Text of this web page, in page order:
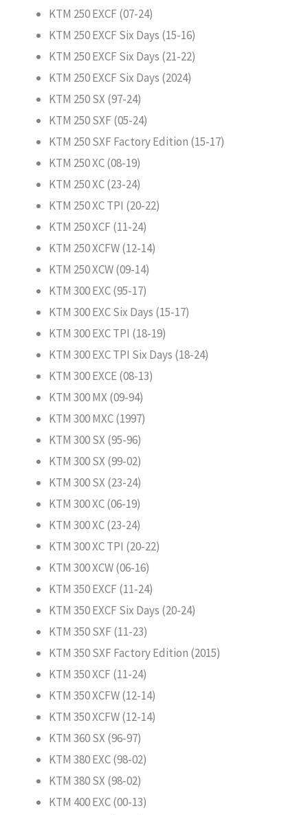
KTM 250 EXCF (07-24)
KTM 250 EXCF Six Days (15-16)
KTM 250 EXCF Six Days (21-22)
KTM 250 EXCF Six Days (2024)
KTM 250 SX (97-24)
KTM 250 SXF (05-24)
KTM 250 SXF Factory Edition (15-17)
KTM 250 XC (08-19)
KTM 250 XC (23-24)
KTM 250 XC TPI (20-22)
KTM 250 XCF (11-24)
KTM 250 XCFW (12-14)
KTM 250 XCW (09-14)
KTM 300 EXC (95-17)
KTM 300 EXC Six Days (15-17)
KTM 300 EXC TPI (18-19)
KTM 300 EXC TPI Six Days (18-24)
KTM 300 EXCE (08-13)
KTM 300 MX (09-94)
KTM 300 MXC (1997)
KTM 300 SX (95-96)
KTM 300 SX (99-02)
KTM 300 SX (23-24)
KTM 300 XC (06-19)
KTM 300 XC (23-24)
KTM 300 XC TPI (20-22)
KTM 300 XCW (06-16)
KTM 350 EXCF (11-24)
KTM 350 EXCF Six Days (20-24)
KTM 350 SXF (11-23)
KTM 350 SXF Factory Edition (2015)
KTM 350 XCF (11-24)
KTM 350 XCFW (12-14)
KTM 350 XCFW (12-14)
KTM 360 SX (96-97)
KTM 380 EXC (98-02)
KTM 380 SX (98-02)
KTM 400 EXC (00-13)